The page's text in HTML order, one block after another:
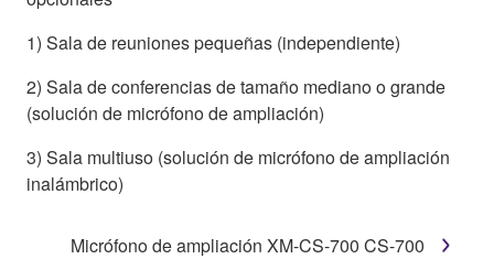
1) Sala de reuniones pequeñas (independiente)
2) Sala de conferencias de tamaño mediano o grande
(solución de micrófono de ampliación)
3) Sala multiuso (solución de micrófono de ampliación
inalámbrico)
Micrófono de ampliación XM-CS-700 CS-700